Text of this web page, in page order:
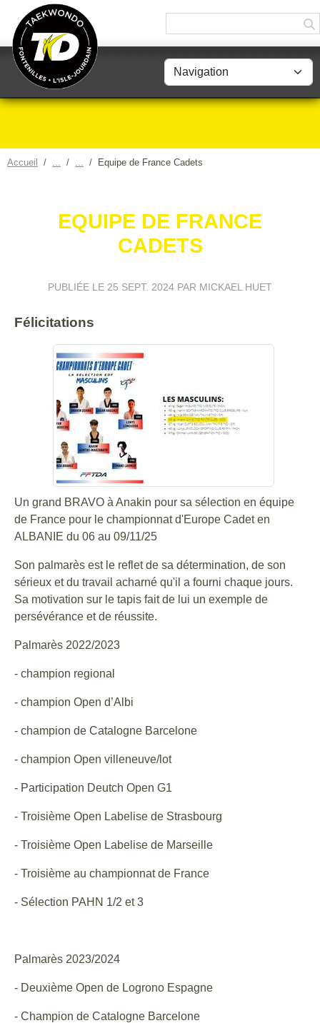
Accueil Equipe de France Cadets
EQUIPE DE FRANCE
CADETS
PUBLIÉE LE 25 SEPT. 2024 PAR MICKAEL HUET
Félicitations
Un grand BRAVO à Anakin pour sa sélection en équipe
de France pour le championnat d'Europe Cadet en
ALBANIE du 06 au 09/11/25
Son palmarès est le reflet de sa détermination, de son
sérieux et du travail acharné qu'il a fourni chaque jours.
Sa motivation sur le tapis fait de lui un exemple de
persévérance et de réussite.
Palmarès 2022/2023
- champion regional
- champion Open d’Albi
- champion de Catalogne Barcelone
- champion Open villeneuve/lot
- Participation Deutch Open G1
- Troisième Open Labelise de Strasbourg
- Troisième Open Labelise de Marseille
- Troisième au championnat de France
- Sélection PAHN 1/2 et 3
Palmarès 2023/2024
- Deuxième Open de Logrono Espagne
- Champion de Catalogne Barcelone
Panneau de gestion des cookies